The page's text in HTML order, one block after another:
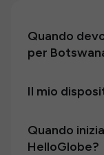
Quando
per
Il mio
Quando
HelloGlobe?